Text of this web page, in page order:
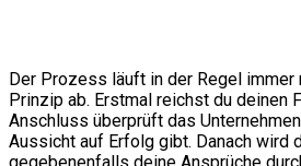
Der Prozess läuft in der Regel immer
Prinzip ab. Erstmal reichst du deinen
Anschluss überprüft das
Aussicht auf Erfolg gibt. Danach wird